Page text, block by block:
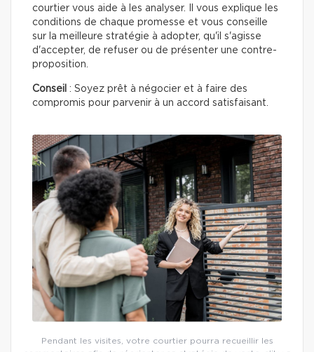
courtier vous aide à les analyser. Il vous explique les
conditions de chaque promesse et vous conseille
sur la meilleure stratégie à adopter, qu'il s'agisse
d'accepter, de refuser ou de présenter une contre-
proposition.
Conseil : Soyez prêt à négocier et à faire des
compromis pour parvenir à un accord satisfaisant.
Pendant les visites, votre courtier pourra recueillir les